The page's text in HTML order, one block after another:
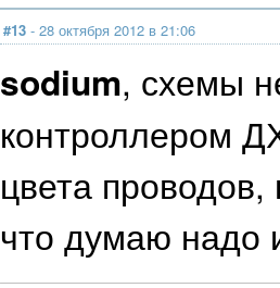
#13 - 28 октября 2012 в 21:06
sodium, схемы
контроллером
цвета
что думаю надо